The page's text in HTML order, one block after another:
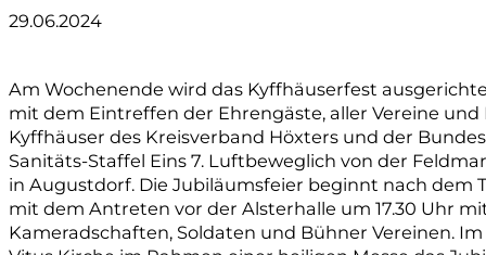
29.06.2024
Am Wochenende wird das Kyffhäuserfest
mit dem Eintreffen der Ehrengäste, aller Vereine
Kyffhäuser des Kreisverband Höxters und der
Sanitäts-Staffel Eins 7. Luftbeweglich von der
in Augustdorf. Die Jubiläumsfeier beginnt nach dem
mit dem Antreten vor der Alsterhalle um 17.30 Uhr
Kameradschaften, Soldaten und Bühner Vereinen.